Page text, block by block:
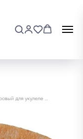
Медиатор фетровый для укулеле Мозеръ Р12